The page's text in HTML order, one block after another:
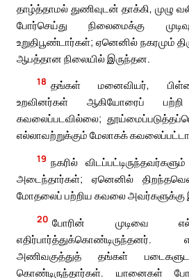
தாழ்த்தாமல் துணிவுடன் தாக்கி, முழு
போர்செய்து நிலைமைக்கு
உறுதிபூண்டார்கள்; ஏனெனில் நகரமும்
ஆபத்தான நிலையில் இருந்தன.
18 தங்கள் மனைவியர்,
உறவினர்கள் ஆகியோரைப்
கவலைப்படவில்லை;
எல்லாவற்றுக்கும் மேலாகக்
19 நகரில்
அடைந்தார்கள்; ஏனெனில்
மோதலைப் பற்றிய கவலை அவர்களுக்கு
20 போரின் முடிவை
எதிர்பார்த்துக்கொண்டிருந்தனர்.
அணிவகுத்துத் தங்கள்
கொண்டிருந்தார்கள். யானைகள்